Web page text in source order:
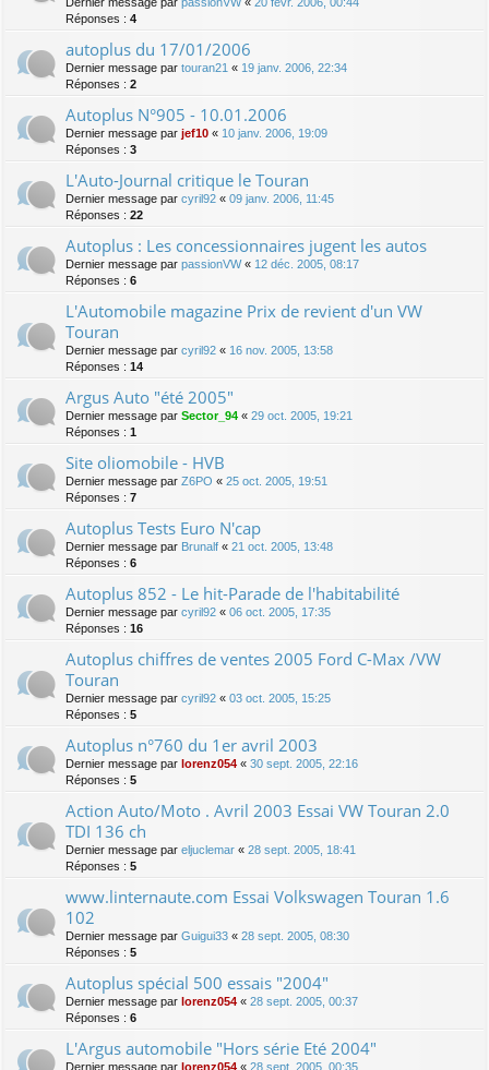
Réponses : 4
autoplus du 17/01/2006
Dernier message par touran21 « 19 janv. 2006, 22:34
Réponses : 2
Autoplus N°905 - 10.01.2006
Dernier message par jef10 « 10 janv. 2006, 19:09
Réponses : 3
L'Auto-Journal critique le Touran
Dernier message par cyril92 « 09 janv. 2006, 11:45
Réponses : 22
Autoplus : Les concessionnaires jugent les autos
Dernier message par passionVW« 12 déc. 2005, 08:17
Réponses : 6
L'Automobile magazine Prix de revient d'un VW
Touran
Dernier message par cyril92 « 16 nov. 2005, 13:58
Réponses : 14
Argus Auto "été 2005"
Dernier message par Sector_94 « 29 oct. 2005, 19:21
Réponses : 1
Site oliomobile - HVB
Dernier message par Z6PO « 25 oct. 2005, 19:51
Réponses : 7
Autoplus Tests Euro N'cap
Dernier message par Brunalf « 21 oct. 2005, 13:48
Réponses : 6
Autoplus 852 - Le hit-Parade de l'habitabilité
Dernier message par cyril92 « 06 oct. 2005, 17:35
Réponses : 16
Autoplus chiffres de ventes 2005 Ford C-Max /VW
Touran
Dernier message par cyril92 « 03 oct. 2005, 15:25
Réponses : 5
Autoplus n°760 du 1er avril 2003
Dernier message par lorenz054 « 30 sept. 2005, 22:16
Réponses : 5
Action Auto/Moto . Avril 2003 Essai VW Touran 2.0
TDI 136 ch
Dernier message par eljuclemar « 28 sept. 2005, 18:41
Réponses : 5
www.linternaute.com Essai Volkswagen Touran 1.6
102
Dernier message par Guigui33 « 28 sept. 2005, 08:30
Réponses : 5
Autoplus spécial 500 essais "2004"
Dernier message par lorenz054 « 28 sept. 2005, 00:37
Réponses : 6
L'Argus automobile "Hors série Eté 2004"
Dernier message par lorenz054 « 28 sept. 2005, 00:35